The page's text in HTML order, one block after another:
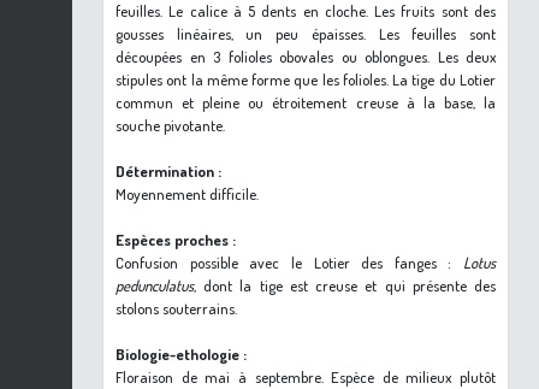
feuilles. Le calice à 5 dents en cloche. Les fruits sont des
gousses linéaires, un peu épaisses. Les feuilles sont
découpées en 3 folioles obovales ou oblongues. Les deux
stipules ont la même forme que les folioles. La tige du Lotier
commun et pleine ou étroitement creuse à la base, la
souche pivotante.
Détermination :
Moyennement difficile.
Espèces proches :
Confusion possible avec le Lotier des fanges : Lotus
pedunculatus, dont la tige est creuse et qui présente des
stolons souterrains.
Biologie-ethologie :
Floraison de mai à septembre. Espèce de milieux plutôt